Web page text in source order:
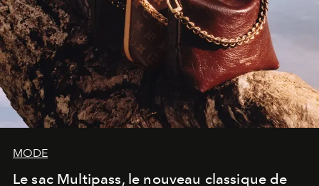
MODE
Le sac Multipass, le nouveau classique de